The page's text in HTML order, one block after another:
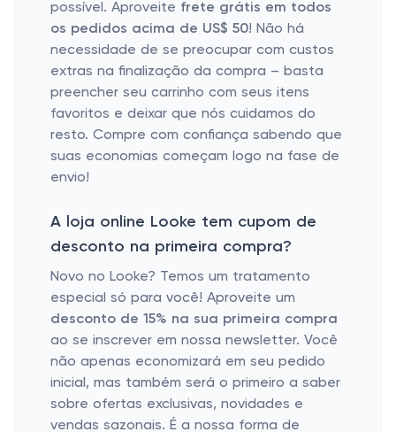
possível. Aproveite frete grátis em todos
os pedidos acima de US$ 50! Não há
necessidade de se preocupar com custos
extras na finalização da compra – basta
preencher seu carrinho com seus itens
favoritos e deixar que nós cuidamos do
resto. Compre com confiança sabendo que
suas economias começam logo na fase de
envio!
A loja online Looke tem cupom de
desconto na primeira compra?
Novo no Looke? Temos um tratamento
especial só para você! Aproveite um
desconto de 15% na sua primeira compra
ao se inscrever em nossa newsletter. Você
não apenas economizará em seu pedido
inicial, mas também será o primeiro a saber
sobre ofertas exclusivas, novidades e
vendas sazonais. É a nossa forma de